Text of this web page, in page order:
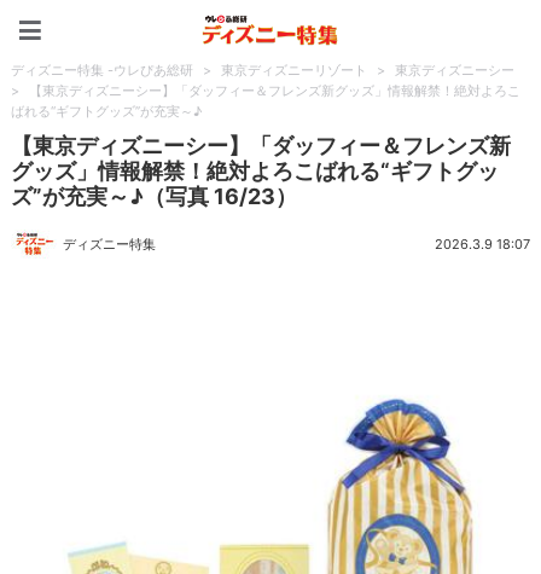
ディズニー特集 -ウレぴあ総研 > 東京ディズニーリゾート >
東京ディズニーシー
>
【東京ディズニーシー】「ダッフィー＆フレンズ新グッズ」情報解禁！絶対よろこ
ばれる“ギフトグッズ”が充実～♪
【東京ディズニーシー】「ダッフィー＆フレンズ新
グッズ」情報解禁！絶対よろこばれる“ギフトグッ
ズ”が充実～♪（写真 16/23）
ディズニー特集 2026.3.9 18:07